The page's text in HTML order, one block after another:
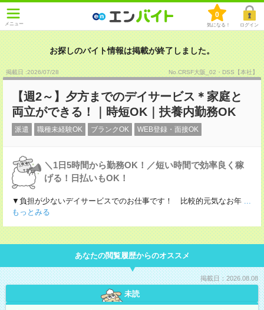
メニュー
0
気になる！ ログイン
お探しのバイト情報は掲載が終了しました。
掲載日 :2026/07/28 No.CRSF大阪_02・DSS【本社】
【週2～】夕方までのデイサービス＊家庭と
両立ができる！｜時短OK｜扶養内勤務OK
派遣 職種未経験OK ブランクOK WEB登録・面接OK
＼1日5時間から勤務OK！／短い時間で効率良く稼
げる！日払いもOK！
▼負担が少ないデイサービスでのお仕事です！ 比較的元気なお年 ...
もっとみる
あなたの閲覧履歴からのオススメ
掲載日：2026.08.08
未読